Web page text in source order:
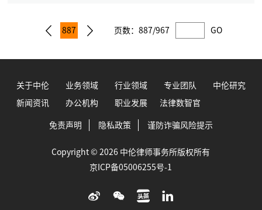
887 页数： 887/967 GO
关于中伦 业务领域 行业领域 专业团队 中伦研究
新闻资讯 办公机构 职业发展 法律数智官
免责声明 隐私政策 谨防诈骗风险提示
Copyright © 2026 中伦律师事务所版权所有
京ICP备05006255号-1